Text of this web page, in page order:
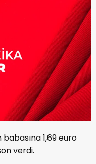
1,69 euro
verdi.